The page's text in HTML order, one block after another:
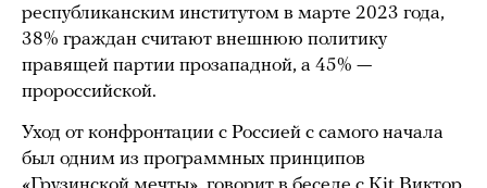
республиканским институтом в марте 2023 года,
38% граждан считают внешнюю политику
правящей партии прозападной, а 45% —
пророссийской.
Уход от конфронтации с Россией с самого начала
был одним из программных принципов